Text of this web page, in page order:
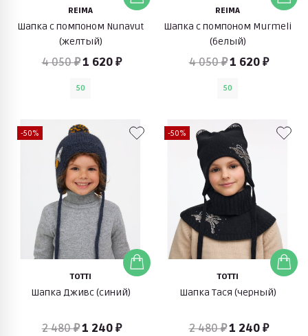
REIMA
Шапка с помпоном Nunavut
(желтый)
4 050 ₽1 620 ₽
50
REIMA
Шапка с помпоном Murmeli
(белый)
4 050 ₽1 620 ₽
50
-50%
TOTTI
Шапка Дживс (синий)
2 480 ₽1 240 ₽
-50%
TOTTI
Шапка Тася (черный)
2 480 ₽1 240 ₽